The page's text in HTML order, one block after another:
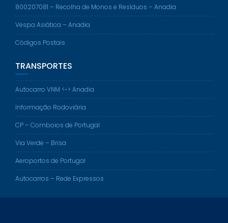
800207081 – Recolha de Monos e Resíduos – Anadia
Vespa Asiática – Anadia
Códigos Postais
TRANSPORTES
Autocarro VNM <-> Anadia
Informação Rodoviária
CP – Comboios de Portugal
Via Verde – Brisa
Aeroportos de Portugal
Autocarros – Rede Expressos